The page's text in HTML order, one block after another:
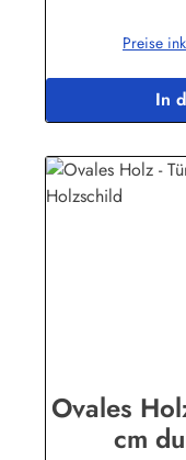
Massivholz
ebenfalls in
einem
auf unserem
Geringfügige
Preise
In
Ovales
cm